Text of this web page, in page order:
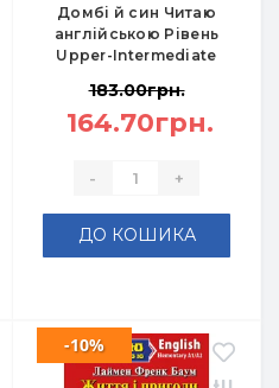
Домбі й син Читаю
англійською Рівень
Upper-Intermediate
183.00грн.
164.70грн.
- +
ДО КОШИКА
-10%